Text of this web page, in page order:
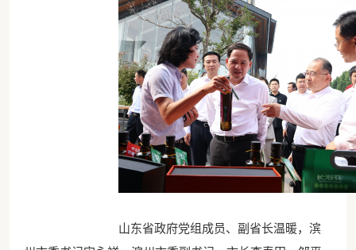
山东省政府党组成员、副省长温暖，滨